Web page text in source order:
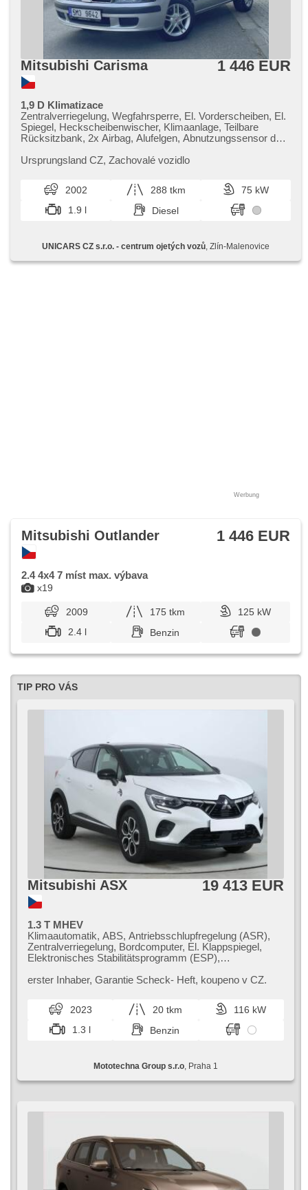
Mitsubishi Carisma 1 446 EUR
1,9 D Klimatizace
Zentralverriegelung, Wegfahrsperre, El. Vorderscheiben, El.
Spiegel, Heckscheibenwischer, Klimaanlage, Teilbare
Rücksitzbank, 2x Airbag, Alufelgen, Abnutzungssensor des
Ursprungsland CZ,​ Zachovalé vozidlo
2002 288 tkm
75 kW
1.9 l
Diesel
UNICARS CZ s.r.o. - centrum ojetých vozů , Zlín-Malenovice
Werbung
x19
Mitsubishi Outlander 1 446 EUR
2.4 4x4 7 míst max. výbava
2009 175 tkm
125 kW
2.4 l
Benzin
TIP PRO VÁS
Mitsubishi ASX 19 413 EUR
1.3 T MHEV
Klimaautomatik, ABS, Antriebsschlupfregelung (ASR),
Zentralverriegelung, Bordcomputer, El. Klappspiegel,
Elektronisches Stabilitätsprogramm (ESP),
Scheibenwischersensor, starten per Taste,
Sitze, beheizte Lenkrad, Uhr Spur, Panoramadach,
Parkassistent, Servolenkung, El. Seitenscheiben,
Autoradio, Automatikgetriebe
erster Inhaber,​ Garantie Scheck​- Heft,​ koupeno v CZ.
2023 20 tkm
116 kW
1.3 l
Benzin
Mototechna Group s.r.o , Praha 1